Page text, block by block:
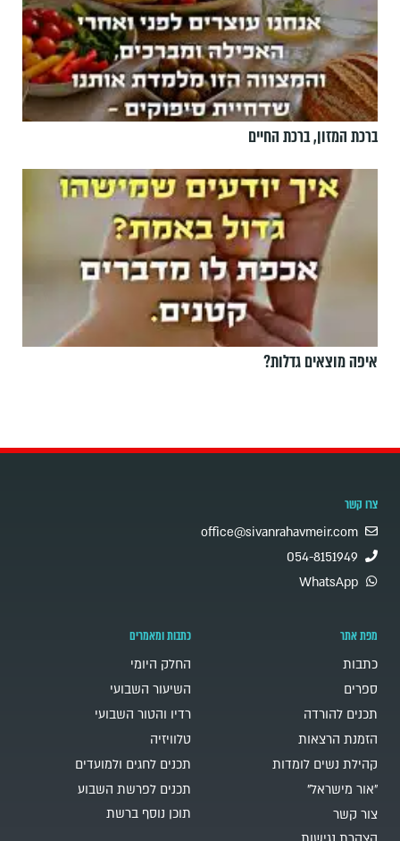
ברכת המזון, ברכת החיים
איפה מוצאים גדלות?
צרו קשר
office@sivanrahavmeir.com
054-8151949
WhatsApp
מפת אתר
כתבות
ספרים
תכנים להורדה
הזמנת הרצאות
קהילת נשים לומדות
"אור מישראל"
צור קשר
כתבות ומאמרים
החלק היומי
השיעור השבועי
רדיו והטור השבועי
טלוויזיה
תכנים לחגים ולמועדים
תכנים לפרשת השבוע
תוכן נוסף ברשת